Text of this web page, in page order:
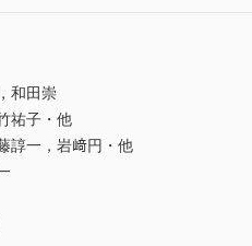
和田崇
祐子・他
一，岩﨑円・他